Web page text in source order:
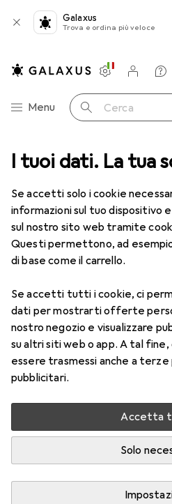
I tuoi dati. La tua
Se accetti solo i cookie
informazioni sul tuo dispositivo
sul nostro sito web tramite
Questi permettono, ad
di base come il carrello.
Se accetti tutti i cookie, ci
dati per mostrarti offerte
nostro negozio e visualizzare
su altri siti web o app. A tal
essere trasmessi anche a
pubblicitari.
Accetta
Solo
Galaxus
Trova e ordina più veloce
Categoria Navigazione
Menu Cerca
Impostazioni
Conto cliente
Liste di
Liste dei desideri
Carrello
Lenti a contatto Air Optix più
1
Air Optix più
-1.75, Obiettivo mensile, 6 pz.,
Prezzo in EUR IVA incl.
EUR
55,82 EUR
9,31/1pz.
Consegna tra lun, 17/8 e mer,
Più di 10 pezzi in stock
Aggiungi